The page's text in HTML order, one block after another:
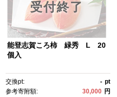
受付終了
能登志賀ころ柿 緑秀 L 20
個入
交換pt: - pt
参考寄附額:
30,000 円